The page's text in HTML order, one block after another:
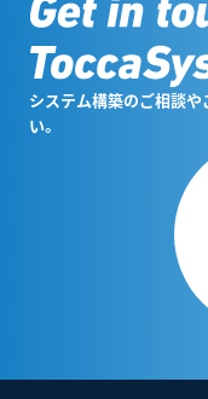
システム構築のご相談や
い。